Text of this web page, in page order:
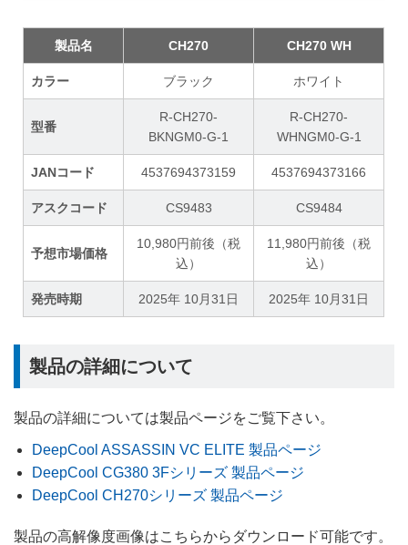
製品名 CH270 CH270 WH
カラー ブラック ホワイト
型番
R-CH270-
BKNGM0-G-1
R-CH270-
WHNGM0-G-1
JANコード 4537694373159 4537694373166
アスクコード CS9483 CS9484
予想市場価格
10,980円前後（税
込）
11,980円前後（税
込）
発売時期 2025年 10月31日 2025年 10月31日
製品の詳細について
製品の詳細については製品ページをご覧下さい。
DeepCool ASSASSIN VC ELITE 製品ページ
DeepCool CG380 3Fシリーズ 製品ページ
DeepCool CH270シリーズ 製品ページ
製品の高解像度画像はこちらからダウンロード可能です。